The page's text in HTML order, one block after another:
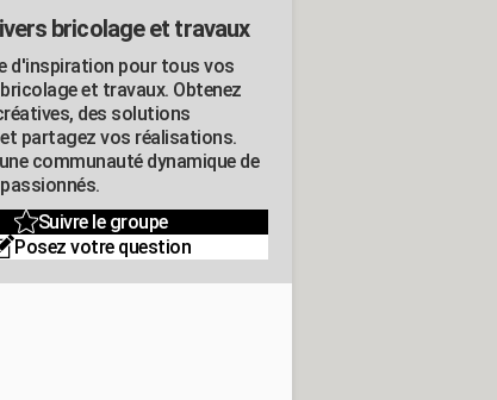
bricolage et travaux
d'inspiration pour tous vos
et travaux. Obtenez
des solutions
partagez vos réalisations.
communauté dynamique de
Suivre le groupe
Posez votre question